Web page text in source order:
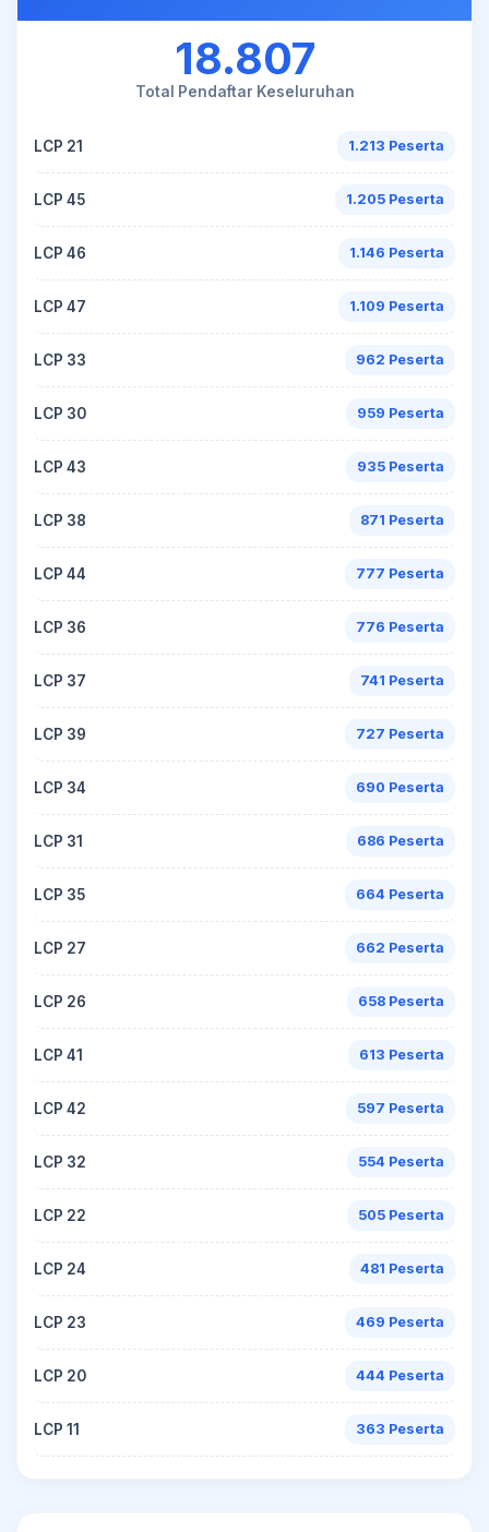
18.807
Total Pendaftar Keseluruhan
LCP 21 1.213 Peserta
LCP 45 1.205 Peserta
LCP 46 1.146 Peserta
LCP 47 1.109 Peserta
LCP 33 962 Peserta
LCP 30 959 Peserta
LCP 43 935 Peserta
LCP 38 871 Peserta
LCP 44 777 Peserta
LCP 36 776 Peserta
LCP 37 741 Peserta
LCP 39 727 Peserta
LCP 34 690 Peserta
LCP 31 686 Peserta
LCP 35 664 Peserta
LCP 27 662 Peserta
LCP 26 658 Peserta
LCP 41 613 Peserta
LCP 42 597 Peserta
LCP 32 554 Peserta
LCP 22 505 Peserta
LCP 24 481 Peserta
LCP 23 469 Peserta
LCP 20 444 Peserta
LCP 11 363 Peserta